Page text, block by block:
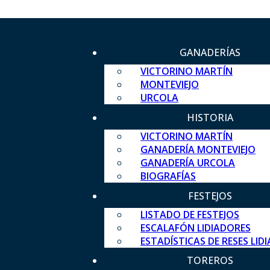
GANADERÍAS
VICTORINO MARTÍN
MONTEVIEJO
URCOLA
HISTORIA
VICTORINO MARTÍN
GANADERÍA MONTEVIEJO
GANADERÍA URCOLA
BIOGRAFÍAS
FESTEJOS
LISTADO DE FESTEJOS
ESCALAFÓN LIDIADORES
ESTADÍSTICAS DE RESES
TOREROS